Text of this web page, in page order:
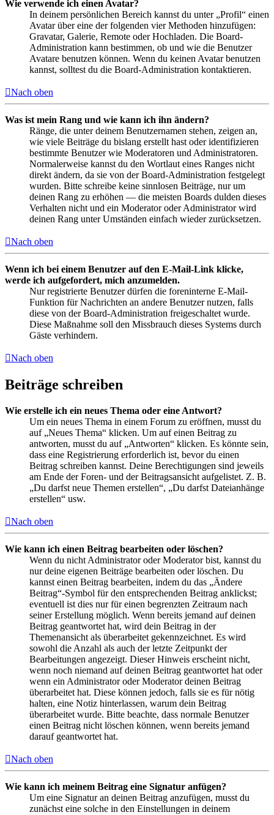
Wie verwende ich einen Avatar?
In deinem persönlichen Bereich kannst du unter „Profil“ einen
Avatar über eine der folgenden vier Methoden hinzufügen:
Gravatar, Galerie, Remote oder Hochladen. Die Board-
Administration kann bestimmen, ob und wie die Benutzer
Avatare benutzen können. Wenn du keinen Avatar benutzen
kannst, solltest du die Board-Administration kontaktieren.
Nach oben
Was ist mein Rang und wie kann ich ihn ändern?
Ränge, die unter deinem Benutzernamen stehen, zeigen an,
wie viele Beiträge du bislang erstellt hast oder identifizieren
bestimmte Benutzer wie Moderatoren und Administratoren.
Normalerweise kannst du den Wortlaut eines Ranges nicht
direkt ändern, da sie von der Board-Administration festgelegt
wurden. Bitte schreibe keine sinnlosen Beiträge, nur um
deinen Rang zu erhöhen — die meisten Boards dulden dieses
Verhalten nicht und ein Moderator oder Administrator wird
deinen Rang unter Umständen einfach wieder zurücksetzen.
Nach oben
Wenn ich bei einem Benutzer auf den E-Mail-Link klicke,
werde ich aufgefordert, mich anzumelden.
Nur registrierte Benutzer dürfen die foreninterne E-Mail-
Funktion für Nachrichten an andere Benutzer nutzen, falls
diese von der Board-Administration freigeschaltet wurde.
Diese Maßnahme soll den Missbrauch dieses Systems durch
Gäste verhindern.
Nach oben
Beiträge schreiben
Wie erstelle ich ein neues Thema oder eine Antwort?
Um ein neues Thema in einem Forum zu eröffnen, musst du
auf „Neues Thema“ klicken. Um auf einen Beitrag zu
antworten, musst du auf „Antworten“ klicken. Es könnte sein,
dass eine Registrierung erforderlich ist, bevor du einen
Beitrag schreiben kannst. Deine Berechtigungen sind jeweils
am Ende der Foren- und der Beitragsansicht aufgelistet. Z. B.
„Du darfst neue Themen erstellen“, „Du darfst Dateianhänge
erstellen“ usw.
Nach oben
Wie kann ich einen Beitrag bearbeiten oder löschen?
Wenn du nicht Administrator oder Moderator bist, kannst du
nur deine eigenen Beiträge bearbeiten oder löschen. Du
kannst einen Beitrag bearbeiten, indem du das „Ändere
Beitrag“-Symbol für den entsprechenden Beitrag anklickst;
eventuell ist dies nur für einen begrenzten Zeitraum nach
seiner Erstellung möglich. Wenn bereits jemand auf deinen
Beitrag geantwortet hat, wird dein Beitrag in der
Themenansicht als überarbeitet gekennzeichnet. Es wird
sowohl die Anzahl als auch der letzte Zeitpunkt der
Bearbeitungen angezeigt. Dieser Hinweis erscheint nicht,
wenn noch niemand auf deinen Beitrag geantwortet hat oder
wenn ein Administrator oder Moderator deinen Beitrag
überarbeitet hat. Diese können jedoch, falls sie es für nötig
halten, eine Notiz hinterlassen, warum dein Beitrag
überarbeitet wurde. Bitte beachte, dass normale Benutzer
einen Beitrag nicht löschen können, wenn bereits jemand
darauf geantwortet hat.
Nach oben
Wie kann ich meinem Beitrag eine Signatur anfügen?
Um eine Signatur an deinen Beitrag anzufügen, musst du
zunächst eine solche in den Einstellungen in deinem